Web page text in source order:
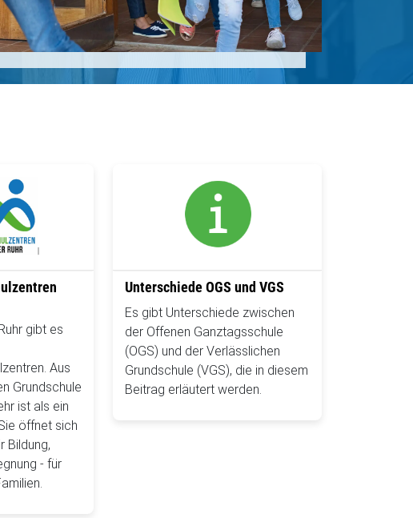
gibt es
Aus
Grundschule
ist als ein
öffnet sich
Bildung,
- für
Unterschiede OGS und VGS
Es gibt Unterschiede zwischen
der Offenen Ganztagsschule
(OGS) und der Verlässlichen
Grundschule (VGS), die in diesem
Beitrag erläutert werden.